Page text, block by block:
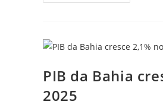
PIB da Bahia
2025